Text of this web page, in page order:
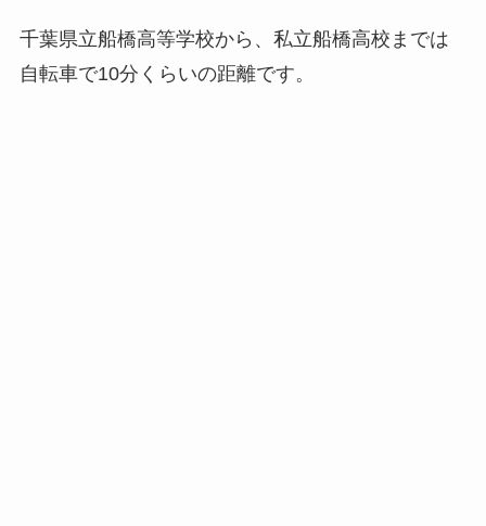
千葉県立船橋高等学校から、私立船橋高校までは
自転車で10分くらいの距離です。